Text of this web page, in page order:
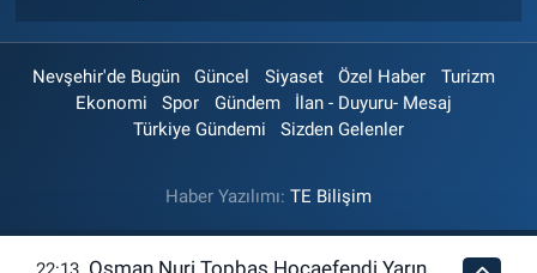
Nevşehir'de Bugün Güncel Siyaset Özel Haber
Turizm
Ekonomi
Spor Gündem
İlan - Duyuru- Mesaj
Türkiye Gündemi
Sizden Gelenler
Haber Yazılımı: TE Bilişim
Osman Nuri Topbaş Hocaefendi Yarın